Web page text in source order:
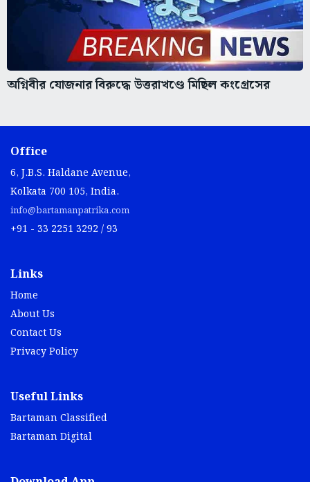
অগ্নিবীর যোজনার বিরুদ্ধে উত্তরাখণ্ডে মিছিল কংগ্রেসের
Office
6, J.B.S. Haldane Avenue,
Kolkata 700 105, India.
info@bartamanpatrika.com
+91 - 33 2251 3292 / 93
Links
Home
About Us
Contact Us
Privacy Policy
Useful Links
Bartaman Classified
Bartaman Digital